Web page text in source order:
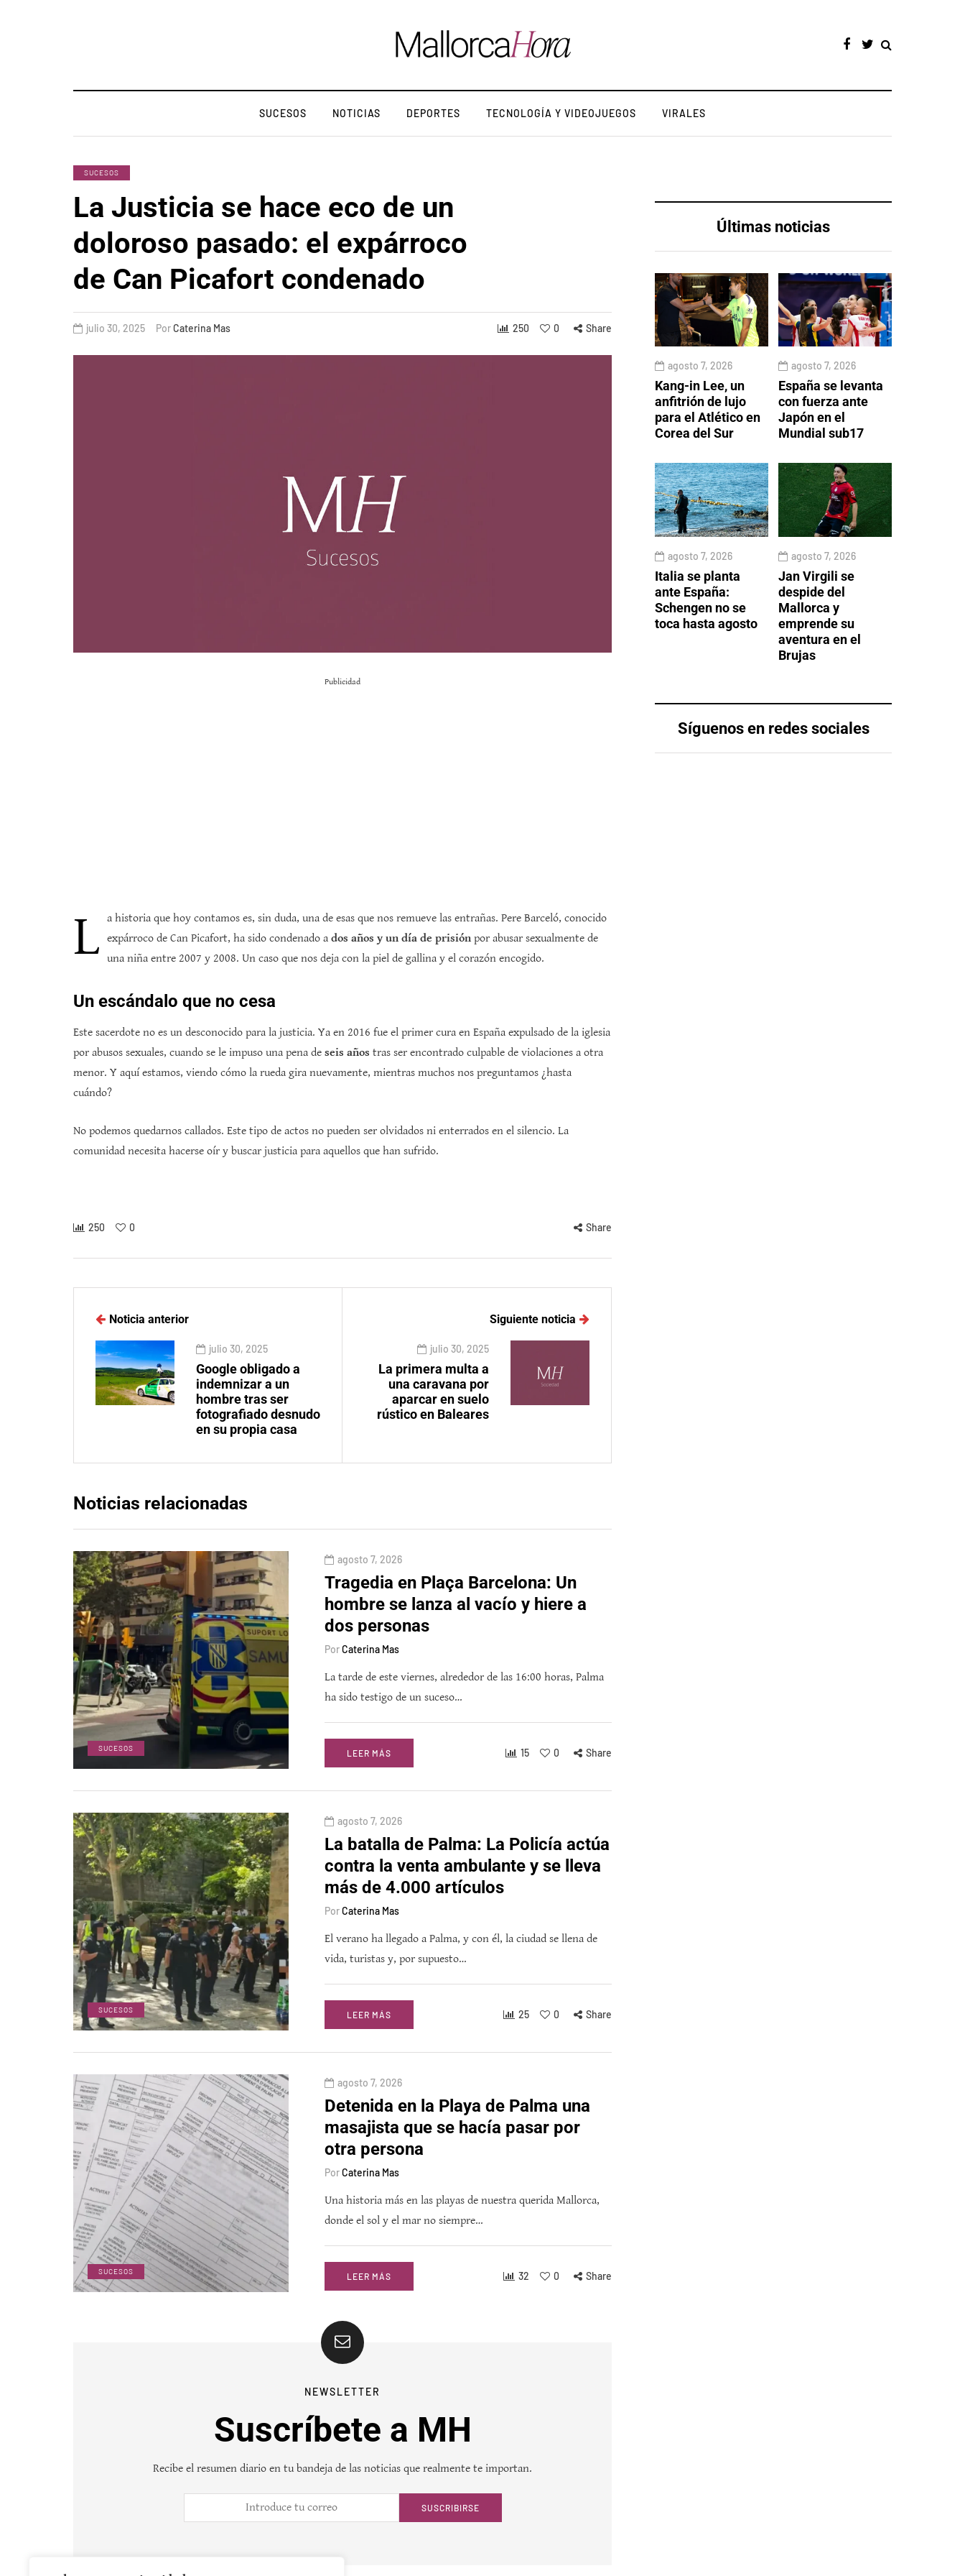
SUCESOS NOTICIAS DEPORTES TECNOLOGÍA Y VIDEOJUEGOS VIRALES
SUCESOS
La Justicia se hace eco de un
doloroso pasado: el expárroco
de Can Picafort condenado
julio 30, 2025 PorCaterina Mas 250 0 Share
Publicidad
L a historia que hoy contamos es, sin duda, una de esas que nos remueve las entrañas. Pere Barceló, conocido
expárroco de Can Picafort, ha sido condenado a dos años y un día de prisión por abusar sexualmente de
una niña entre 2007 y 2008. Un caso que nos deja con la piel de gallina y el corazón encogido.
Un escándalo que no cesa
Este sacerdote no es un desconocido para la justicia. Ya en 2016 fue el primer cura en España expulsado de la iglesia
por abusos sexuales, cuando se le impuso una pena de seis años tras ser encontrado culpable de violaciones a otra
menor. Y aquí estamos, viendo cómo la rueda gira nuevamente, mientras muchos nos preguntamos ¿hasta
cuándo?
No podemos quedarnos callados. Este tipo de actos no pueden ser olvidados ni enterrados en el silencio. La
comunidad necesita hacerse oír y buscar justicia para aquellos que han sufrido.
250 0 Share
Últimas noticias
agosto 7, 2026
Kang-in Lee, un
anfitrión de lujo
para el Atlético en
Corea del Sur
agosto 7, 2026
España se levanta
con fuerza ante
Japón en el
Mundial sub17
agosto 7, 2026
Italia se planta
ante España:
Schengen no se
toca hasta agosto
agosto 7, 2026
Jan Virgili se
despide del
Mallorca y
emprende su
aventura en el
Brujas
Síguenos en redes sociales
Noticia anterior
julio 30, 2025
Google obligado a
indemnizar a un
hombre tras ser
fotografiado desnudo
en su propia casa
Siguiente noticia
julio 30, 2025
La primera multa a
una caravana por
aparcar en suelo
rústico en Baleares
Noticias relacionadas
SUCESOS
agosto 7, 2026
Tragedia en Plaça Barcelona: Un
hombre se lanza al vacío y hiere a
dos personas
PorCaterina Mas
La tarde de este viernes, alrededor de las 16:00 horas, Palma
ha sido testigo de un suceso…
LEER MÁS 15 0 Share
SUCESOS
agosto 7, 2026
La batalla de Palma: La Policía actúa
contra la venta ambulante y se lleva
más de 4.000 artículos
PorCaterina Mas
El verano ha llegado a Palma, y con él, la ciudad se llena de
vida, turistas y, por supuesto…
LEER MÁS 25 0 Share
SUCESOS
agosto 7, 2026
Detenida en la Playa de Palma una
masajista que se hacía pasar por
otra persona
PorCaterina Mas
Una historia más en las playas de nuestra querida Mallorca,
donde el sol y el mar no siempre…
LEER MÁS 32 0 Share
NEWSLETTER
Suscríbete a MH
Recibe el resumen diario en tu bandeja de las noticias que realmente te importan.
SUSCRIBIRSE